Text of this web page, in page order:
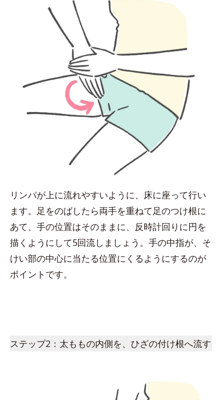
リンパが上に流れやすいように、床に座って行い
ます。足をのばしたら両手を重ねて足のつけ根に
あて、手の位置はそのままに、反時計回りに円を
描くようにして5回流しましょう。手の中指が、そ
けい部の中心に当たる位置にくるようにするのが
ポイントです。
ステップ2：太ももの内側を、ひざの付け根へ流す